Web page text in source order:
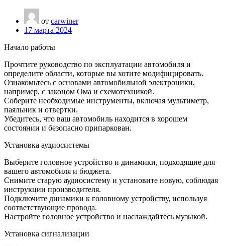
от carwiner
17 марта 2024
Начало работы
Прочтите руководство по эксплуатации автомобиля и
определите области, которые вы хотите модифицировать.
Ознакомьтесь с основами автомобильной электроники,
например, с законом Ома и схемотехникой.
Соберите необходимые инструменты, включая мультиметр,
паяльник и отвертки.
Убедитесь, что ваш автомобиль находится в хорошем
состоянии и безопасно припаркован.
Установка аудиосистемы
Выберите головное устройство и динамики, подходящие для
вашего автомобиля и бюджета.
Снимите старую аудиосистему и установите новую, соблюдая
инструкции производителя.
Подключите динамики к головному устройству, используя
соответствующие провода.
Настройте головное устройство и наслаждайтесь музыкой.
Установка сигнализации